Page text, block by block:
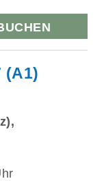
(A1)